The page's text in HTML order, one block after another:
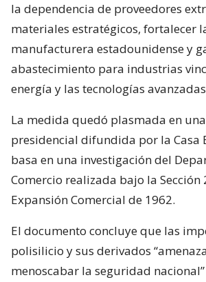
la dependencia de proveedores
materiales estratégicos, fortalecer
manufacturera estadounidense y
abastecimiento para industrias
energía y las tecnologías
La medida quedó plasmada en
presidencial difundida por la Casa
basa en una investigación del
Comercio realizada bajo la Sección
Expansión Comercial de 1962.
El documento concluye que las
polisilicio y sus derivados
menoscabar la seguridad